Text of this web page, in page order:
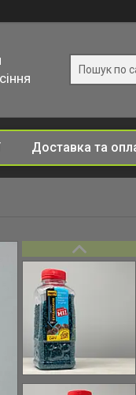
Доставка та